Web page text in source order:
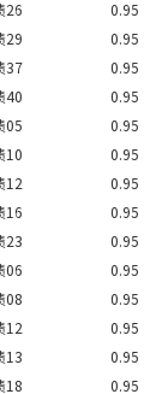
26
0.95
29
0.95
37
0.95
40
0.95
05
0.95
10
0.95
12
0.95
16
0.95
23
0.95
06
0.95
08
0.95
12
0.95
13
0.95
18
0.95